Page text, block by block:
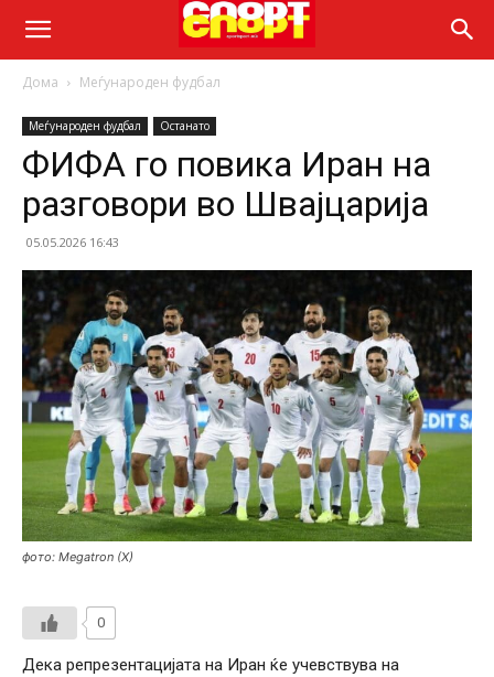
Дома Меѓународен фудбал
Меѓународен фудбал Останато
ФИФА го повика Иран на
разговори во Швајцарија
05.05.2026 16:43
фото: Megatron (X)
0
Дека репрезентацијата на Иран ќе учевствува на